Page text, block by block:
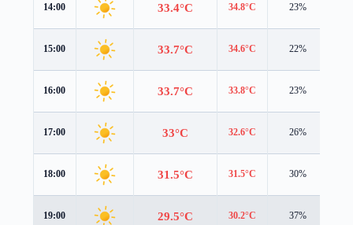
14:00 33.4°C 34.8°C 23%
15:00 33.7°C 34.6°C 22%
16:00 33.7°C 33.8°C 23%
17:00 33°C 32.6°C 26%
18:00 31.5°C 31.5°C 30%
19:00 29.5°C 30.2°C 37%